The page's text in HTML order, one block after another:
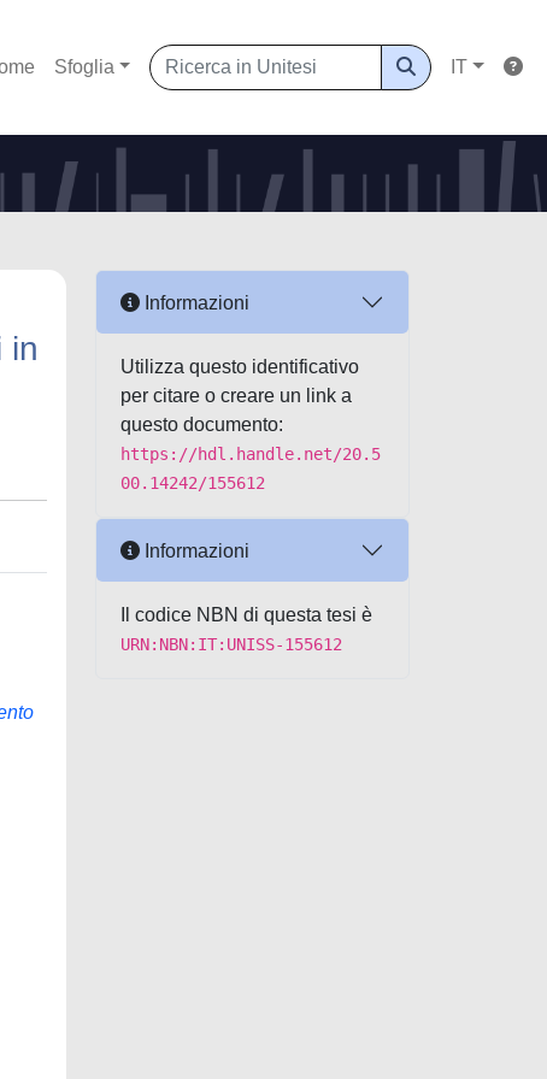
Sfoglia IT
in
Informazioni
Utilizza questo identificativo
per citare o creare un link a
questo documento:
https://hdl.handle.net/20.5
00.14242/155612
Informazioni
Il codice NBN di questa tesi è
URN:NBN:IT:UNISS-155612